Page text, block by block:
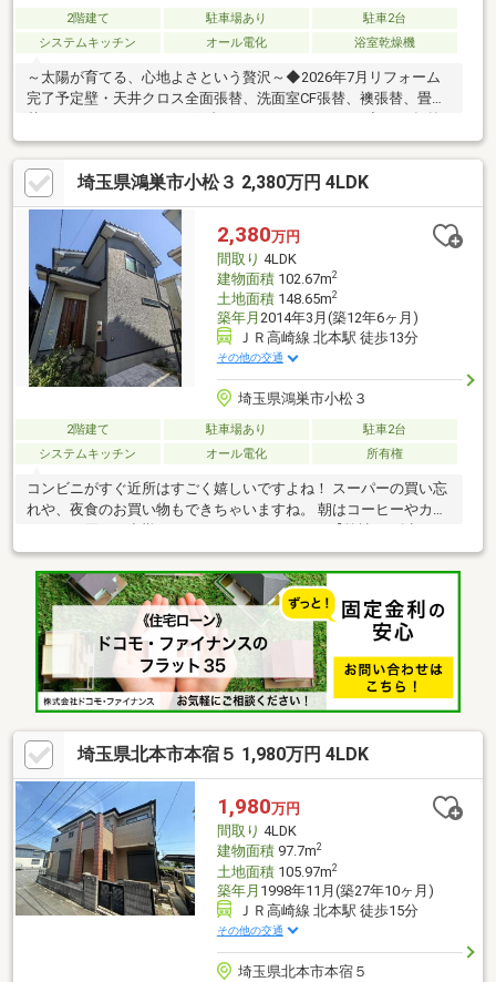
2階建て 駐車場あり
駐車2台
システムキッチン
オール電化 浴室乾燥機
～太陽が育てる、心地よさという贅沢～◆2026年7月リフォーム
完了予定壁・天井クロス全面張替、洗面室CF張替、襖張替、畳表
壁塗装工事◆2020年蓄電システム導入◆WIC・SIC・パントリー
を備えた収納充実設計！日用品から季節物までしっかり収まる、
ゆとりの収納力◆火を使わない安心・快適なオール電化住宅◆道
路からの視線が届きにくく落ち着いて過ごせる住まい◎◆悪天候
時や夜間も簡単に開閉できる電動シャッター♪鴻巣市小松3丁目
中古戸建のお問合せは【0120-727-478】までお電話ください
埼玉県鴻巣市小松３ 2,380万円 4LDK
2,380万円
間取り 4LDK
建物面積102.67m2
土地面積148.65m2
築年月 2014年3月(築12年6ヶ月)
ＪＲ高崎線 北本駅 徒歩13分
その他の交通
埼玉県鴻巣市小松３
2階建て 駐車場あり
駐車2台
システムキッチン
オール電化 所有権
コンビニがすぐ近所はすごく嬉しいですよね！ スーパーの買い忘
れや、夜食のお買い物もできちゃいますね。 朝はコーヒーやカフ
５つをお客様にお約束いたします】1.物件の善し悪しは全て正直
にお話しします。2.無理な売り込みや契約の催促、突然の訪問
等、しつこい営業は一切行いません。3.契約したら終わりではな
くお引き渡し後、お引越し後もお客様のパートナーであること。
4.ウソやおとり広告は一切使いません。(データ更新は迅速に行い
ます。）5.お客様の個人情報は細心の注意を払って取り扱いしま
す。
埼玉県北本市本宿５ 1,980万円 4LDK
1,980万円
間取り 4LDK
建物面積97.7m2
土地面積105.97m2
築年月 1998年11月(築27年10ヶ月)
ＪＲ高崎線 北本駅 徒歩15分
その他の交通
埼玉県北本市本宿５